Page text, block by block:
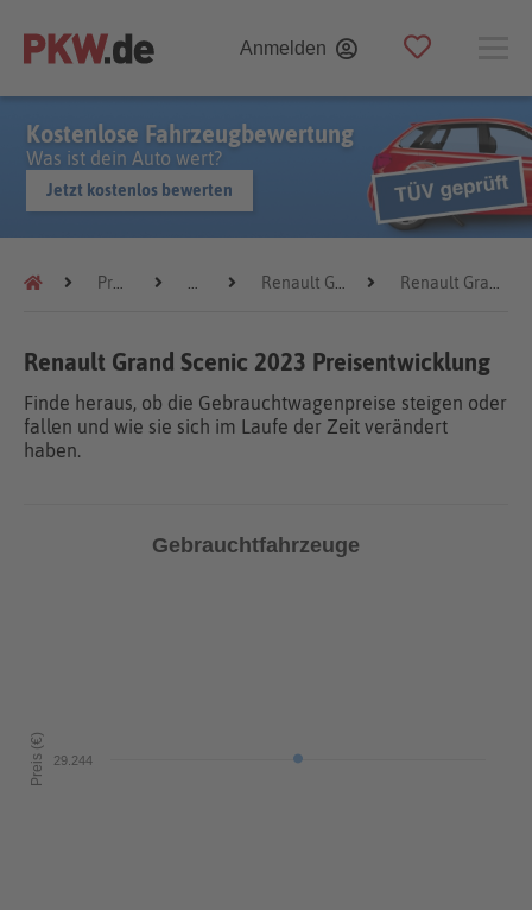
Anmelden
Kostenlose Fahrzeugbewertung
Was ist dein Auto wert?
Jetzt kostenlos bewerten
Preistrends Renault Renault Grand Scenic Renault Grand Scenic 2023
Renault Grand Scenic 2023 Preisentwicklung
Finde heraus, ob die Gebrauchtwagenpreise steigen oder
fallen und wie sie sich im Laufe der Zeit verändert
haben.
Preis (€)
Gebrauchtfahrzeuge
29.244